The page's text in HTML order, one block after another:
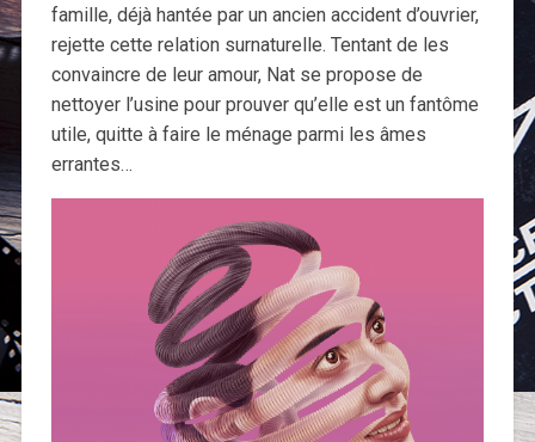
famille, déjà hantée par un ancien accident d’ouvrier,
rejette cette relation surnaturelle. Tentant de les
convaincre de leur amour, Nat se propose de
nettoyer l’usine pour prouver qu’elle est un fantôme
utile, quitte à faire le ménage parmi les âmes
errantes…